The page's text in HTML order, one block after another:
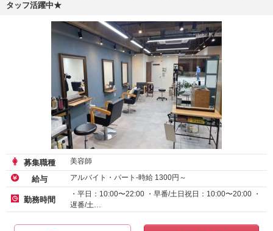
タッフ活躍中★
募集職種 美容師
給与 アルバイト・パート-時給 1300円～
勤務時間
・平日：10:00〜22:00 ・早番/土日祝日：10:00〜20:00 ・
遅番/土…